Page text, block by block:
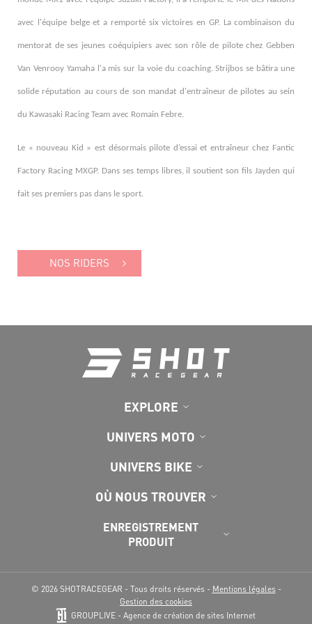
avec l'équipe belge et a remporté six victoires en GP. La combinaison du
mentorat de ses jeunes coéquipiers avec son rôle de pilote chez Gebben
Van Venrooy Yamaha l'a mis sur la voie du coaching. Strijbos se bâtira une
solide réputation au cours de son mandat d'entraîneur de pilotes au sein
du Kawasaki Racing Team avec Romain Febre.
Le « nouveau Kid » est désormais pilote d’essai et entraîneur chez Fantic
Factory Racing MXGP. Dans ses temps libres, il soutient son fils Jayden qui
fait ses premiers pas dans le sport.
NOS RIDERS
EXPLORE
UNIVERS MOTO
UNIVERS BIKE
OÙ NOUS TROUVER
ENREGISTREMENT
PRODUIT
© 2026 SHOTRACEGEAR - Tous droits réservés - Mentions légales-
Gestion des cookies
GROUPLIVE - Agence de création de sites Internet